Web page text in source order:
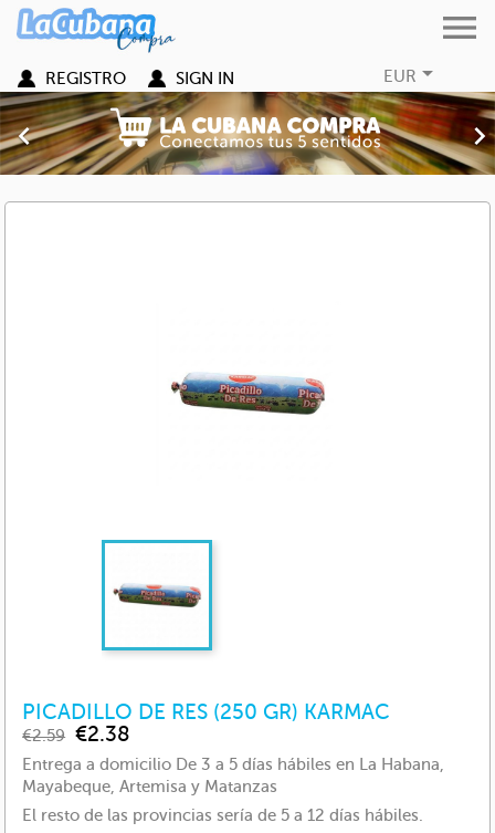

EUR
REGISTRO SIGN IN

Previous
PICADILLO DE RES (250 GR) KARMAC
€2.59 €2.38
Entrega a domicilio De 3 a 5 días hábiles en La Habana,
Mayabeque, Artemisa y Matanzas
El resto de las provincias sería de 5 a 12 días hábiles.